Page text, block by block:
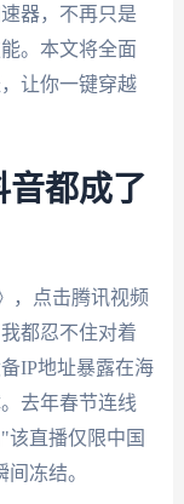
器，不再只是
。本文将全面
让你一键穿越
音都成了
，点击腾讯视频
都忍不住对着
IP地址暴露在海
去年春节连线
该直播仅限中国
冻结。